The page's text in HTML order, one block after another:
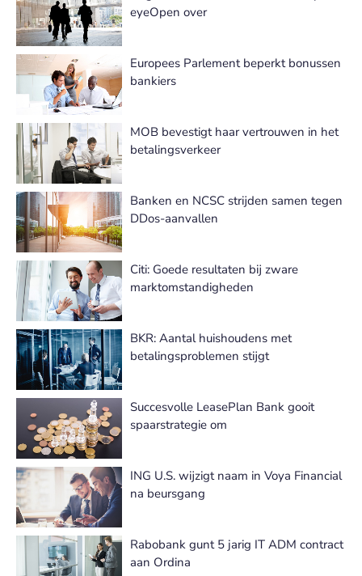
eyeOpen over
Europees Parlement beperkt bonussen
bankiers
MOB bevestigt haar vertrouwen in het
betalingsverkeer
Banken en NCSC strijden samen tegen
DDos-aanvallen
Citi: Goede resultaten bij zware
marktomstandigheden
BKR: Aantal huishoudens met
betalingsproblemen stijgt
Succesvolle LeasePlan Bank gooit
spaarstrategie om
ING U.S. wijzigt naam in Voya Financial
na beursgang
Rabobank gunt 5 jarig IT ADM contract
aan Ordina